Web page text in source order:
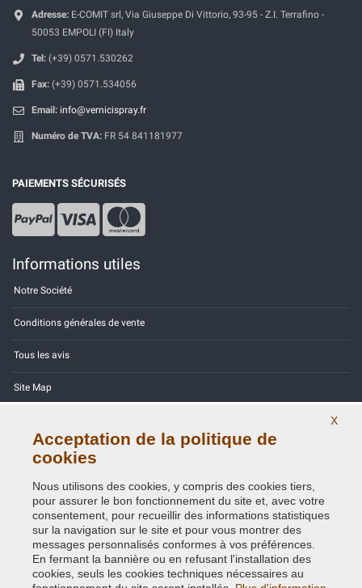
Adresse: E-COMIT srl, Via Giuseppe Di Vittorio, 93-95 - Z.I. Terrafino -
50053 EMPOLI (FI) Italy
Tel: (+39) 0571.530262
Fax: (+39) 0571.534056
Email: info@vernicispray.fr
Numéro de TVA: FR 54 841181977
PAIEMENTS SÉCURISÉS
Informations utiles
Notre Société
Conditions générales de vente
Tous les avis
Site Map
Codes couleurs
Politique de confidentialité - RGPD
Copyright © 2014 - 2026. All Rights Reserved.
Visiteurs online: 352
X
Acceptation de la politique de
cookies
Nous utilisons des cookies, y compris des cookies tiers,
pour assurer le bon fonctionnement du site et, avec votre
consentement, pour recueillir des informations statistiques
sur la navigation sur le site et pour vous montrer des
messages personnalisés conformes à vos préférences.
En fermant la bannière ou en refusant l'installation des
cookies, seuls les cookies techniques nécessaires au